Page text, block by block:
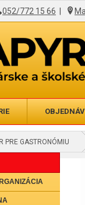
052/772 15 66
PRE GASTRONÓMIU